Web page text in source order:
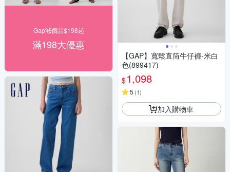
Gap減價品$198起
滿198大優惠
【GAP】寬鬆直筒牛仔褲-米白
色(899417)
$1,098
5 (1)
加入購物車